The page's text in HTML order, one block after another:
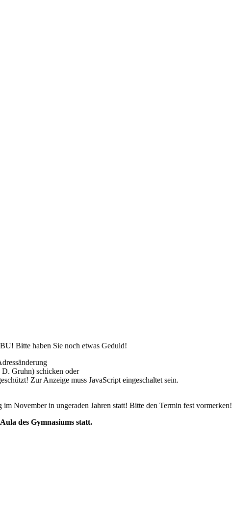
Bitte haben Sie noch etwas Geduld!
D. Gruhn) schicken oder
Zur Anzeige muss JavaScript eingeschaltet sein.
November in ungeraden Jahren statt! Bitte den Termin fest vormerken!
des Gymnasiums statt.